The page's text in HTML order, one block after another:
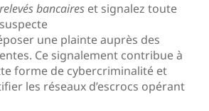
relevés bancaires et signalez toute
une plainte auprès des
Ce signalement contribue à
forme de cybercriminalité et
les réseaux d’escrocs opérant